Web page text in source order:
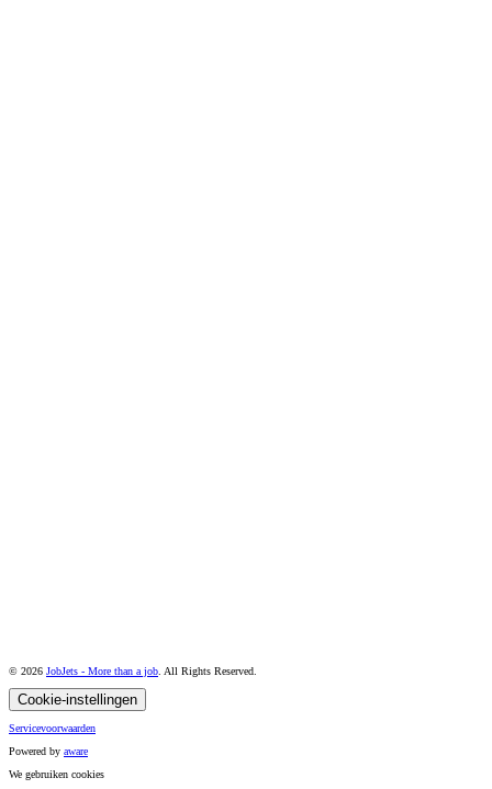
© 2026 JobJets - More than a job . All Rights Reserved.
Cookie-instellingen
Servicevoorwaarden
Powered by aware
We gebruiken cookies